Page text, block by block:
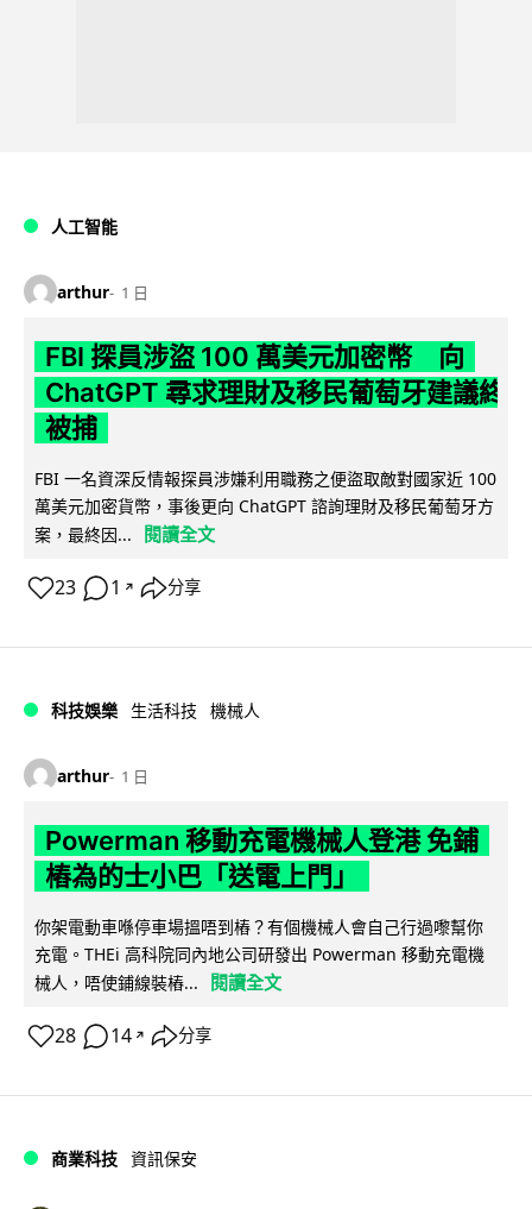
人工智能
arthur 1 日
FBI 探員涉盜 100 萬美元加密幣 向
ChatGPT 尋求理財及移民葡萄牙建議終
被捕
FBI 一名資深反情報探員涉嫌利用職務之便盜取敵對國家近 100
萬美元加密貨幣，事後更向 ChatGPT 諮詢理財及移民葡萄牙方
案，最終因...
閱讀全文
23 1 ↗ 分享
科技娛樂 生活科技 機械人
arthur 1 日
Powerman 移動充電機械人登港 免鋪
樁為的士小巴「送電上門」
你架電動車喺停車場搵唔到樁？有個機械人會自己行過嚟幫你
充電。THEi 高科院同內地公司研發出 Powerman 移動充電機
械人，唔使鋪線裝樁...
閱讀全文
28 14 ↗ 分享
商業科技 資訊保安